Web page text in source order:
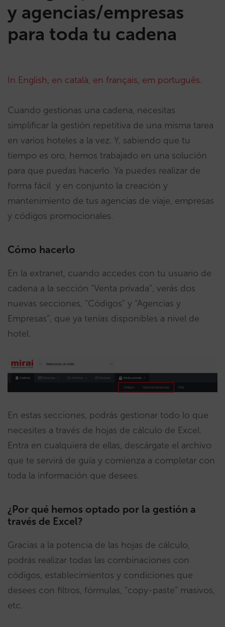
y agencias/empresas
para toda tu cadena
In English, en català, en français, em português.
Cuando gestionas una cadena, necesitas
simplificar la gestión repetitiva de una misma tarea
en varios hoteles a la vez. Y, sabiendo que tu
tiempo es oro, hemos trabajado en una solución
para que puedas hacerlo. Ya puedes realizar de
forma fácil y en conjunto la creación y
mantenimiento de tus agencias de viaje, empresas
y códigos promocionales.
Cómo hacerlo
En la extranet, cuando accedes con tu usuario de
cadena a la sección “Venta privada”, verás dos
nuevas secciones, “Códigos” y “Agencias y
Empresas”, que ya tenías disponibles a nivel de
hotel.
En estas secciones, podrás gestionar todo lo que
necesites a través de hojas de cálculo de Excel.
Entra en cualquiera de ellas, descárgate el archivo
que te servirá de guía y comienza a completar con
toda la información que desees.
¿Por qué hemos optado por la gestión a
través de Excel?
Gracias a la potencia de las hojas de cálculo,
podrás realizar todas las combinaciones con
códigos, establecimientos y condiciones que
desees con filtros, fórmulas, “copy-paste” masivos,
etc.